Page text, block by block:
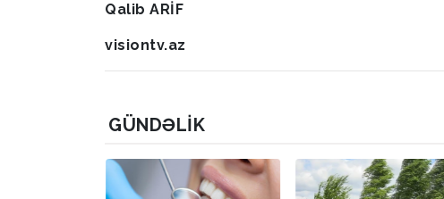
Qalib ARİF
visiontv.az
GÜNDƏLIK